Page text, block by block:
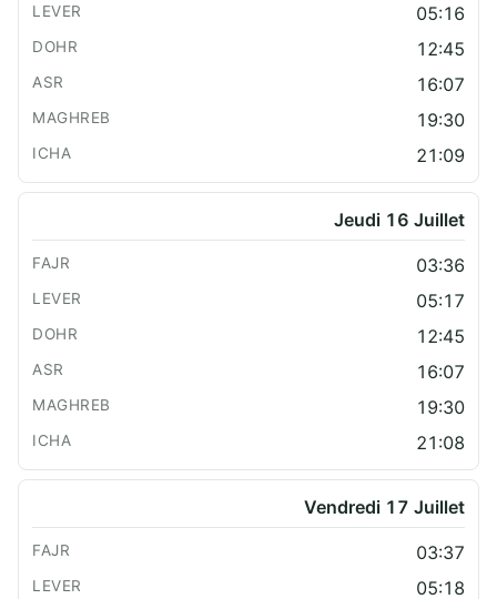
05:16
12:45
16:07
19:30
21:09
Jeudi 16 Juillet
03:36
05:17
12:45
16:07
19:30
21:08
Vendredi 17 Juillet
03:37
05:18